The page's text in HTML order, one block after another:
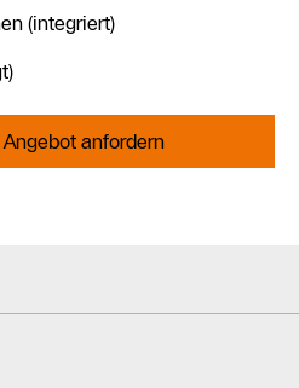
(integriert)
anfordern